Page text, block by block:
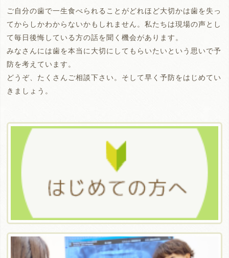
ご自分の歯で一生食べられることがどれほど大切かは歯を失っ
てからしかわからないかもしれません。私たちは現場の声とし
て毎日後悔している方の話を聞く機会があります。
みなさんには歯を本当に大切にしてもらいたいという思いで予
防を考えています。
どうぞ、たくさんご相談下さい。そして早く予防をはじめてい
きましょう。